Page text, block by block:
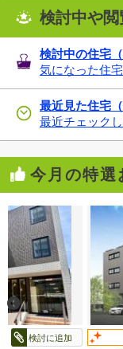
検討中や
検討中の住宅（
気になった住
最近見た住宅（
最近チェック
今月の特選
検討に追加